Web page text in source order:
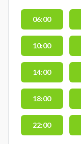
06:00
10:00
14:00
18:00
22:00